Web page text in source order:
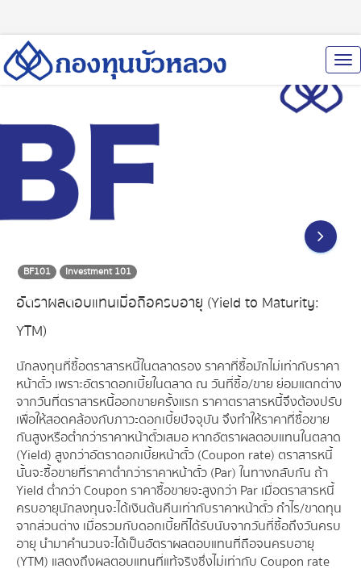
BF101 Investment 101
อัตราผลตอบแทนเมื่อถือครบอายุ (Yield to Maturity:
YTM)
นักลงทุนที่ซื้อตราสารหนี้ในตลาดรอง ราคาที่ซื้อมักไม่เท่ากับราคา
หน้าตั๋ว เพราะอัตราดอกเบี้ยในตลาด ณ วันที่ซื้อ/ขาย ย่อมแตกต่าง
จากวันที่ตราสารหนี้ออกขายครั้งแรก ราคาตราสารหนี้จึงต้องปรับ
เพื่อให้สอดคล้องกับภาวะดอกเบี้ยปัจจุบัน จึงทำให้ราคาที่ซื้อขาย
กันสูงหรือต่ำกว่าราคาหน้าตั๋วเสมอ หากอัตราผลตอบแทนในตลาด
(Yield) สูงกว่าอัตราดอกเบี้ยหน้าตั๋ว (Coupon rate) ตราสารหนี้
นั้นจะซื้อขายที่ราคาต่ำกว่าราคาหน้าตั๋ว (Par) ในทางกลับกัน ถ้า
Yield ต่ำกว่า Coupon ราคาซื้อขายจะสูงกว่า Par เมื่อตราสารหนี้
ครบอายุนักลงทุนจะได้เงินต้นคืนเท่ากับราคาหน้าตั๋ว กำไร/ขาดทุน
จากส่วนต่าง เมื่อรวมกับดอกเบี้ยที่ได้รับนับจากวันที่ซื้อถึงวันครบ
อายุ นำมาคำนวนจะได้เป็นอัตราผลตอบแทนที่ถือจนครบอายุ
(YTM) แสดงถึงผลตอบแทนที่แท้จริงซึ่งไม่เท่ากับ Coupon rate